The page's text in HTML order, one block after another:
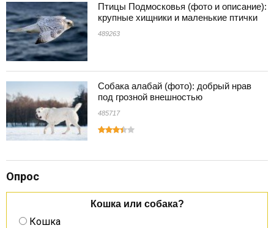
Птицы Подмосковья (фото и описание):
крупные хищники и маленькие птички
489263
Собака алабай (фото): добрый нрав
под грозной внешностью
485717
Опрос
Кошка или собака?
Кошка